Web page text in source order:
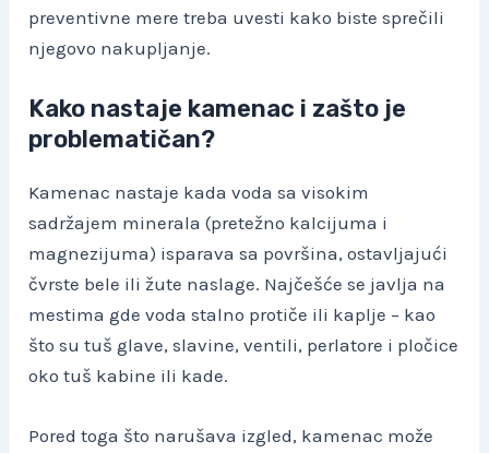
preventivne mere treba uvesti kako biste sprečili
njegovo nakupljanje.
Kako nastaje kamenac i zašto je
problematičan?
Kamenac nastaje kada voda sa visokim
sadržajem minerala (pretežno kalcijuma i
magnezijuma) isparava sa površina, ostavljajući
čvrste bele ili žute naslage. Najčešće se javlja na
mestima gde voda stalno protiče ili kaplje – kao
što su tuš glave, slavine, ventili, perlatore i pločice
oko tuš kabine ili kade.
Pored toga što narušava izgled, kamenac može